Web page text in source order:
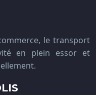
le transport
en plein essor et